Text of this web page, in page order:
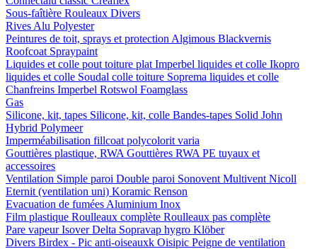
Sous-faîtière Rouleaux Divers
Rives Alu Polyester
Peintures de toit, sprays et protection Algimous Blackvernis
Roofcoat Spraypaint
Liquides et colle pout toiture plat Imperbel liquides et colle Ikopro
liquides et colle Soudal colle toiture Soprema liquides et colle
Chanfreins Imperbel Rotswol Foamglass
Gas
Silicone, kit, tapes Silicone, kit, colle Bandes-tapes Solid John
Hybrid Polymeer
Imperméabilisation fillcoat polycolorit varia
Gouttières plastique, RWA Gouttières RWA PE tuyaux et
accessoires
Ventilation Simple paroi Double paroi Sonovent Multivent Nicoll
Eternit (ventilation uni) Koramic Renson
Evacuation de fumées Aluminium Inox
Film plastique Roulleaux complète Roulleaux pas complète
Pare vapeurIsoverDelta Sopravap hygro Klöber
Divers Birdex - Pic anti-oiseauxk Oisipic Peigne de ventilation